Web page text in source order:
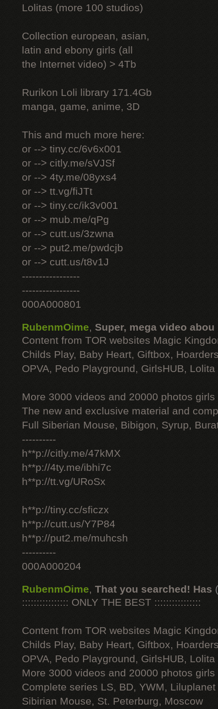
Lоlitаs (more 100 studios)
Collection european, asian,
latin and ebony girls (all
the Internet video) > 4Tb
Rurikon Lоli library 171.4Gb
manga, game, anime, 3D
This and much more here:
or --> tiny.cc/6v6x001
or --> citly.me/sVJSf
or --> 4ty.me/08yxs4
or --> tt.vg/fiJTt
or --> tiny.cc/ik3v001
or --> mub.me/qPg
or --> cutt.us/3zwna
or --> put2.me/pwdcjb
or --> cutt.us/t8v1J
-----------------
-----------------
000A000801
RubenmOime, Super, mega video abou
Content from TOR websites Magic
Childs Play, Baby Heart, Giftbox,
OPVA, Pedo Playground, GirlsHUB, Lolita
More 3000 videos and 20000 photos
The new and exclusive material and
Full Siberian Mouse, Bibigon, Syrup,
----------
h**p://citly.me/47kMX
h**p://4ty.me/ibhi7c
h**p://tt.vg/URoSx
h**p://tiny.cc/sficzx
h**p://cutt.us/Y7P84
h**p://put2.me/muhcsh
----------
000A000204
RubenmOime, That you searched! Has
:::::::::::::::: ONLY THE BEST ::::::::::::::::
Content from TOR websites Magic
Childs Play, Baby Heart, Giftbox,
OPVA, Pedo Playground, GirlsHUB, Lolita
More 3000 videos and 20000 photos
Complete series LS, BD, YWM, Liluplanet
Sibirian Mouse, St. Peterburg, Moscow